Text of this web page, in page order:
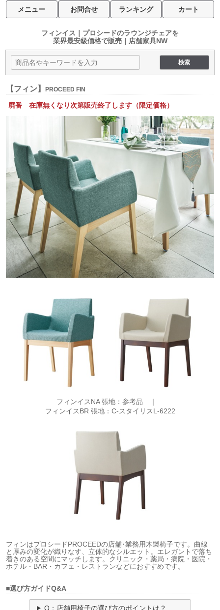
メニュー お問合せ ランキング カート
フィンイス｜プロシードのラウンジチェアを
業界最安級価格で販売｜店舗家具NW
【フィン】PROCEED FIN
廃番 在庫無くなり次第販売終了します（限定価格）
フィンイスNA 張地：参考品 ｜
フィンイスBR 張地：C-スタイリスL-6222
フィンはプロシードPROCEEDの店舗･業務用木製椅子です。曲線
と厚みの変化が織りなす、立体的なシルエット。エレガントで落ち
着きのある空間にマッチします。クリニック・薬局・病院・医院・
ホテル・BAR・カフェ・レストランなどにおすすめです。
■選び方ガイドQ&A
Q：店舗用椅子の選び方のポイントは？